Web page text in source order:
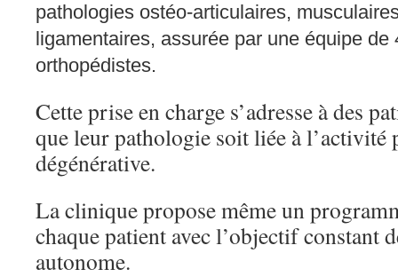
pathologies ostéo-articulaires,
ligamentaires, assurée par une équipe de
orthopédistes.
Cette prise en charge s’adresse à des
que leur pathologie soit liée à l’activité
dégénérative.
La clinique propose même un
chaque patient avec l’objectif constant
autonome.